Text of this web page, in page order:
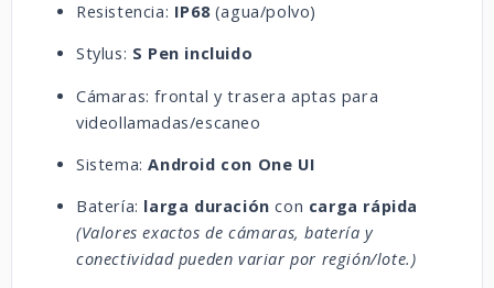
Resistencia: IP68(agua/polvo)
Stylus: S Pen incluido
Cámaras: frontal y trasera aptas para
videollamadas/escaneo
Sistema:Android con One UI
Batería: larga duración con carga rápida
(Valores exactos de cámaras, batería y
conectividad pueden variar por región/lote.)